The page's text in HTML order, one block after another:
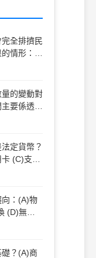
全排擠民
情形：
垂直線
的變動對
要係透
利率變動
定貨幣？
(C)支票
：(A)物
(D)無實
？(A)商